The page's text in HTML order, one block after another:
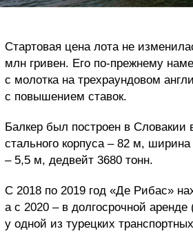
Стартовая цена лота не
млн гривен. Его по-прежнему
с молотка на трехраундовом
с повышением ставок.
Балкер был построен в Словакии
стального корпуса – 82 м,
– 5,5 м, дедвейт 3680 тонн.
С 2018 по 2019 год «Де Рибас»
а с 2020 – в долгосрочной аренде
у одной из турецких